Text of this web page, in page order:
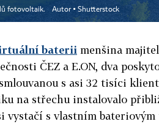
fotovoltaik. Autor ▪ Shutterstock
baterii menšina
ČEZ a E.ON, dva
s asi 32 tisíci
na střechu instalovalo
vystačí s vlastním bateriovým